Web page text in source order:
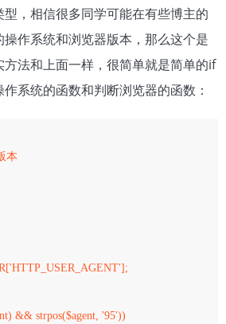
，相信很多同学可能在有些博主的
作系统和浏览器版本，那么这个是
法和上面一样，很简单就是简单的if
系统的函数和判断浏览器的函数：
本
&& strpos($agent, '95'))